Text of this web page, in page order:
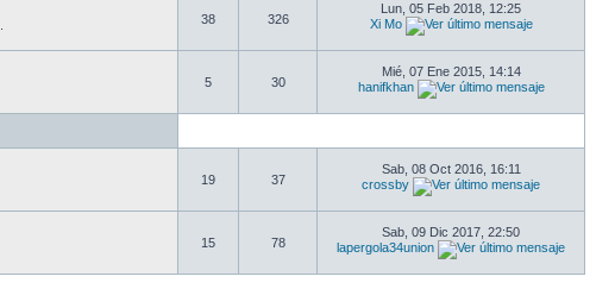
38 326
Lun, 05 Feb 2018, 12:25
Xi Mo
5 30
Mié, 07 Ene 2015, 14:14
hanifkhan
19 37
Sab, 08 Oct 2016, 16:11
crossby
15 78
Sab, 09 Dic 2017, 22:50
lapergola34union